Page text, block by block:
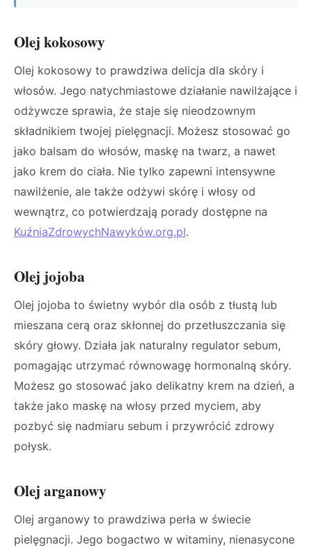
Olej kokosowy
Olej kokosowy to prawdziwa delicja dla skóry i
włosów. Jego natychmiastowe działanie nawilżające i
odżywcze sprawia, że staje się nieodzownym
składnikiem twojej pielęgnacji. Możesz stosować go
jako balsam do włosów, maskę na twarz, a nawet
jako krem do ciała. Nie tylko zapewni intensywne
nawilżenie, ale także odżywi skórę i włosy od
wewnątrz, co potwierdzają porady dostępne na
KuźniaZdrowychNawyków.org.pl.
Olej jojoba
Olej jojoba to świetny wybór dla osób z tłustą lub
mieszana cerą oraz skłonnej do przetłuszczania się
skóry głowy. Działa jak naturalny regulator sebum,
pomagając utrzymać równowagę hormonalną skóry.
Możesz go stosować jako delikatny krem na dzień, a
także jako maskę na włosy przed myciem, aby
pozbyć się nadmiaru sebum i przywrócić zdrowy
połysk.
Olej arganowy
Olej arganowy to prawdziwa perła w świecie
pielęgnacji. Jego bogactwo w witaminy, nienasycone